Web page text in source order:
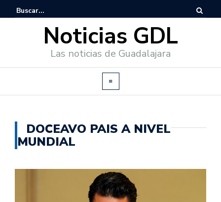
Noticias GDL
Las noticias de Guadalajara
DOCEAVO PAIS A NIVEL
MUNDIAL